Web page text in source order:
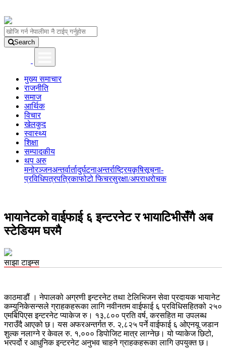
Search
मुख्य समाचार
राजनीति
समाज
आर्थिक
विचार
खेलकुद
स्वास्थ्य
शिक्षा
सम्पादकीय
थप अरु
मनोरञ्जनअन्तर्वार्तादुर्घटनाअन्तर्राष्ट्रियकृषिसूचना-
प्रविधिपत्रपत्रिकाफोटो फिचरसुरक्षा/अपराधरोचक
भायानेटको वाईफाई ६ इन्टरनेट र भायाटिभीसँगै अब
स्टेडियम घरमै
साझा टाइम्स
काठमाडौं । नेपालको अग्रणी इन्टरनेट तथा टेलिभिजन सेवा प्रदायक भायानेट
कम्युनिकेसन्सले ग्राहकहरूका लागि नवीनतम वाईफाई ६ प्रविधिसहितको २५०
एमबिपिएस इन्टरनेट प्याकेज रु। १३,८०० प्रति वर्ष, करसहित मा उपलब्ध
गराउँदै आएको छ। यस अफरअन्तर्गत रु. २,८२५ पर्ने वाईफाई ६ ओएनयू जडान
शुल्क नलाग्ने र केवल रु. १,००० डिपोजिट मात्र लाग्नेछ। यो प्याकेज छिटो,
भरपर्दो र आधुनिक इन्टरनेट अनुभव चाहने ग्राहकहरूका लागि उपयुक्त छ।